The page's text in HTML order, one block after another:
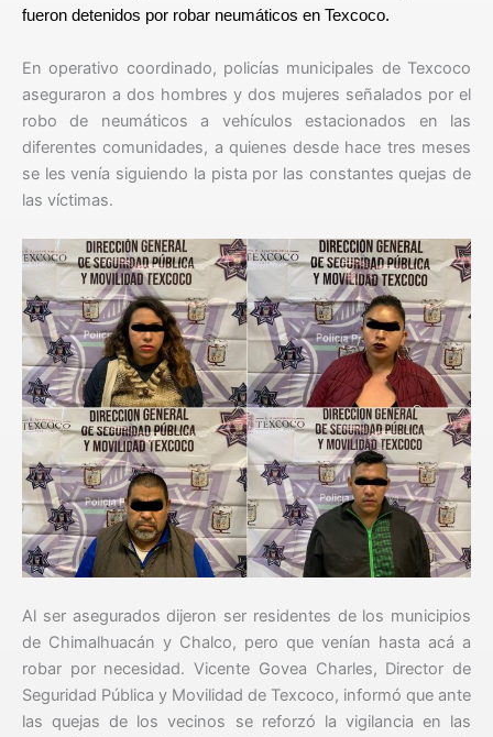
fueron detenidos por robar neumáticos en Texcoco.
En operativo coordinado, policías municipales de Texcoco
aseguraron a dos hombres y dos mujeres señalados por el
robo de neumáticos a vehículos estacionados en las
diferentes comunidades, a quienes desde hace tres meses
se les venía siguiendo la pista por las constantes quejas de
las víctimas.
Al ser asegurados dijeron ser residentes de los municipios
de Chimalhuacán y Chalco, pero que venían hasta acá a
robar por necesidad. Vicente Govea Charles, Director de
Seguridad Pública y Movilidad de Texcoco, informó que ante
las quejas de los vecinos se reforzó la vigilancia en las